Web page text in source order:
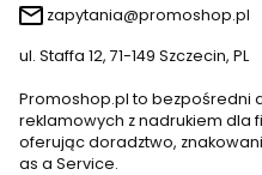
zapytania@promoshop.pl
ul. Staffa 12, 71-149 Szczecin, PL
Promoshop.pl to bezpośredni
reklamowych z nadrukiem dla
oferując doradztwo,
as a Service.